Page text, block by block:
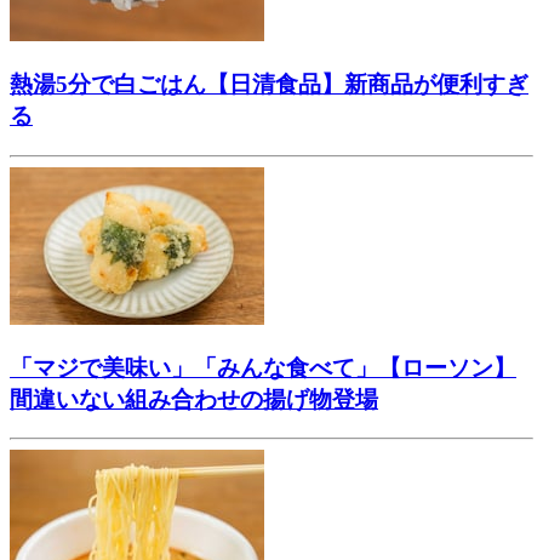
熱湯5分で白ごはん【日清食品】新商品が便利すぎ
る
「マジで美味い」「みんな食べて」【ローソン】
間違いない組み合わせの揚げ物登場